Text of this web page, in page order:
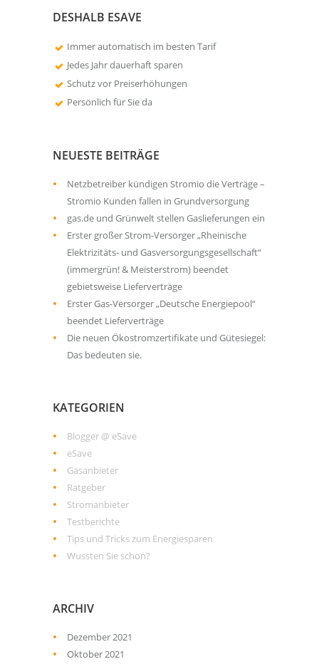
DESHALB ESAVE
Immer automatisch im besten Tarif
Jedes Jahr dauerhaft sparen
Schutz vor Preiserhöhungen
Persönlich für Sie da
NEUESTE BEITRÄGE
Netzbetreiber kündigen Stromio die Verträge –
Stromio Kunden fallen in Grundversorgung
gas.de und Grünwelt stellen Gaslieferungen ein
Erster großer Strom-Versorger „Rheinische
Elektrizitäts- und Gasversorgungsgesellschaft“
(immergrün! & Meisterstrom) beendet
gebietsweise Lieferverträge
Erster Gas-Versorger „Deutsche Energiepool“
beendet Lieferverträge
Die neuen Ökostromzertifikate und Gütesiegel:
Das bedeuten sie.
KATEGORIEN
Blogger @ eSave
eSave
Gasanbieter
Ratgeber
Stromanbieter
Testberichte
Tips und Tricks zum Energiesparen
Wussten Sie schon?
ARCHIV
Dezember 2021
Oktober 2021